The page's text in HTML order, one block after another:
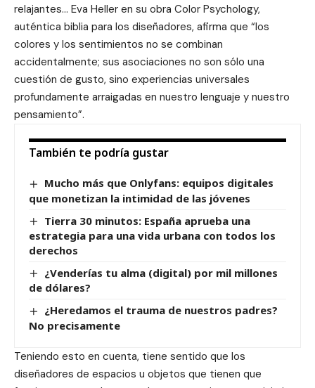
relajantes… Eva Heller en su obra Color Psychology,
auténtica biblia para los diseñadores, afirma que “los
colores y los sentimientos no se combinan
accidentalmente; sus asociaciones no son sólo una
cuestión de gusto, sino experiencias universales
profundamente arraigadas en nuestro lenguaje y nuestro
pensamiento”.
También te podría gustar
Mucho más que Onlyfans: equipos digitales
que monetizan la intimidad de las jóvenes
Tierra 30 minutos: España aprueba una
estrategia para una vida urbana con todos los
derechos
¿Venderías tu alma (digital) por mil millones
de dólares?
¿Heredamos el trauma de nuestros padres?
No precisamente
Teniendo esto en cuenta, tiene sentido que los
diseñadores de espacios u objetos que tienen que